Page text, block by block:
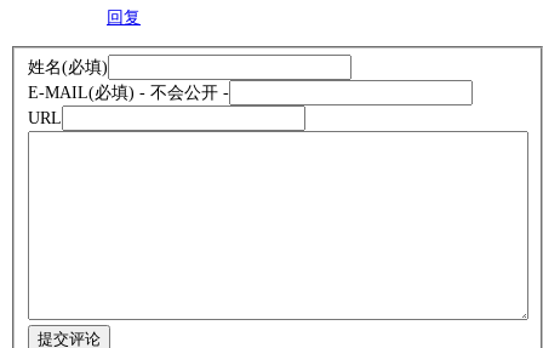
回复
姓名(必填)
E-MAIL(必填) - 不会公开 -
URL